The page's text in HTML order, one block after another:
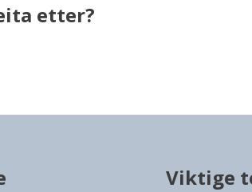
etter?
Viktige